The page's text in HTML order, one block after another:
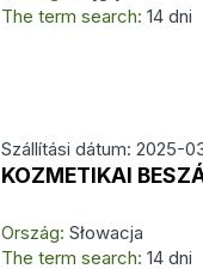
The term search: 14 dni
Szállítási dátum: 2025-
KOZMETIKAI
Ország: Słowacja
The term search: 14 dni